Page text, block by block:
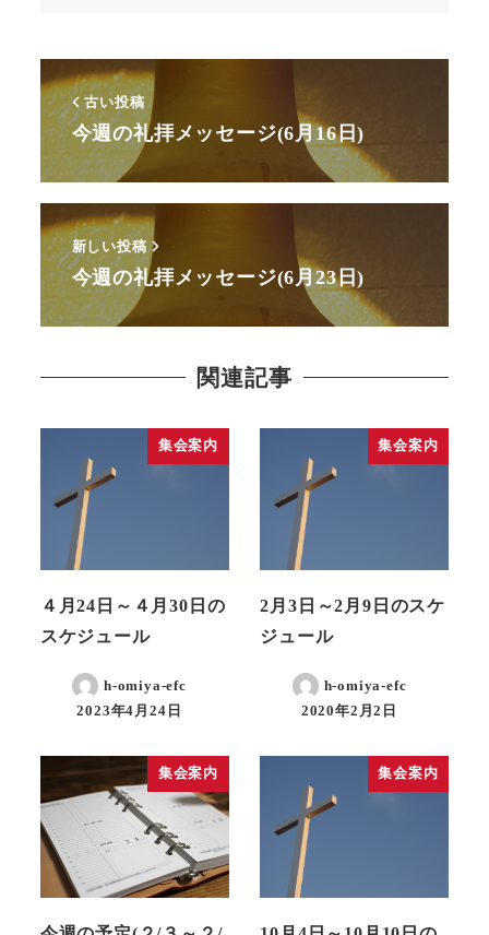
古い投稿
今週の礼拝メッセージ(6月16日)
新しい投稿
今週の礼拝メッセージ(6月23日)
関連記事
集会案内
４月24日～４月30日の
スケジュール
h-omiya-efc
2023年4月24日
集会案内
2月3日～2月9日のスケ
ジュール
h-omiya-efc
2020年2月2日
集会案内 集会案内